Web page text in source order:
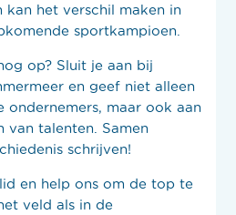
kan het verschil maken in
sportkampioen.
op? Sluit je aan bij
en geef niet alleen
ondernemers, maar ook aan
van talenten. Samen
schrijven!
en help ons om de top te
veld als in de